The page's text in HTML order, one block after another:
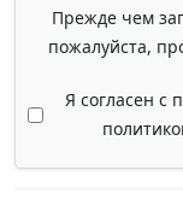
Прежде чем
пожалуйста,
Я согласен с